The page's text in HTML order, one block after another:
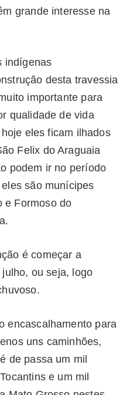
grande interesse na
indígenas
desta travessia
importante para
qualidade de vida
eles ficam ilhados
Felix do Araguaia
podem ir no período
são munícipes
e Formoso do
é começar a
ou seja, logo
encascalhamento para
uns caminhões,
de passa um mil
e um mil